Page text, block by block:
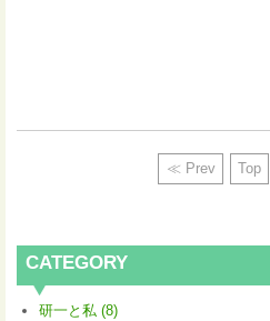
≪ Prev Top
CATEGORY
研一と私 (8)